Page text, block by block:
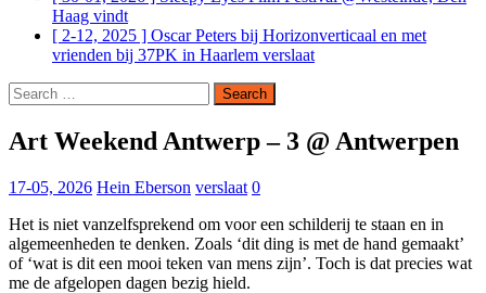
Haag vindt
[ 2-12, 2025 ] Oscar Peters bij Horizonverticaal en met
vrienden bij 37PK in Haarlem verslaat
Search
for:
Art Weekend Antwerp – 3 @ Antwerpen
17-05, 2026 Hein Eberson verslaat 0
Het is niet vanzelfsprekend om voor een schilderij te staan en in
algemeenheden te denken. Zoals ‘dit ding is met de hand gemaakt’
of ‘wat is dit een mooi teken van mens zijn’. Toch is dat precies wat
me de afgelopen dagen bezig hield.